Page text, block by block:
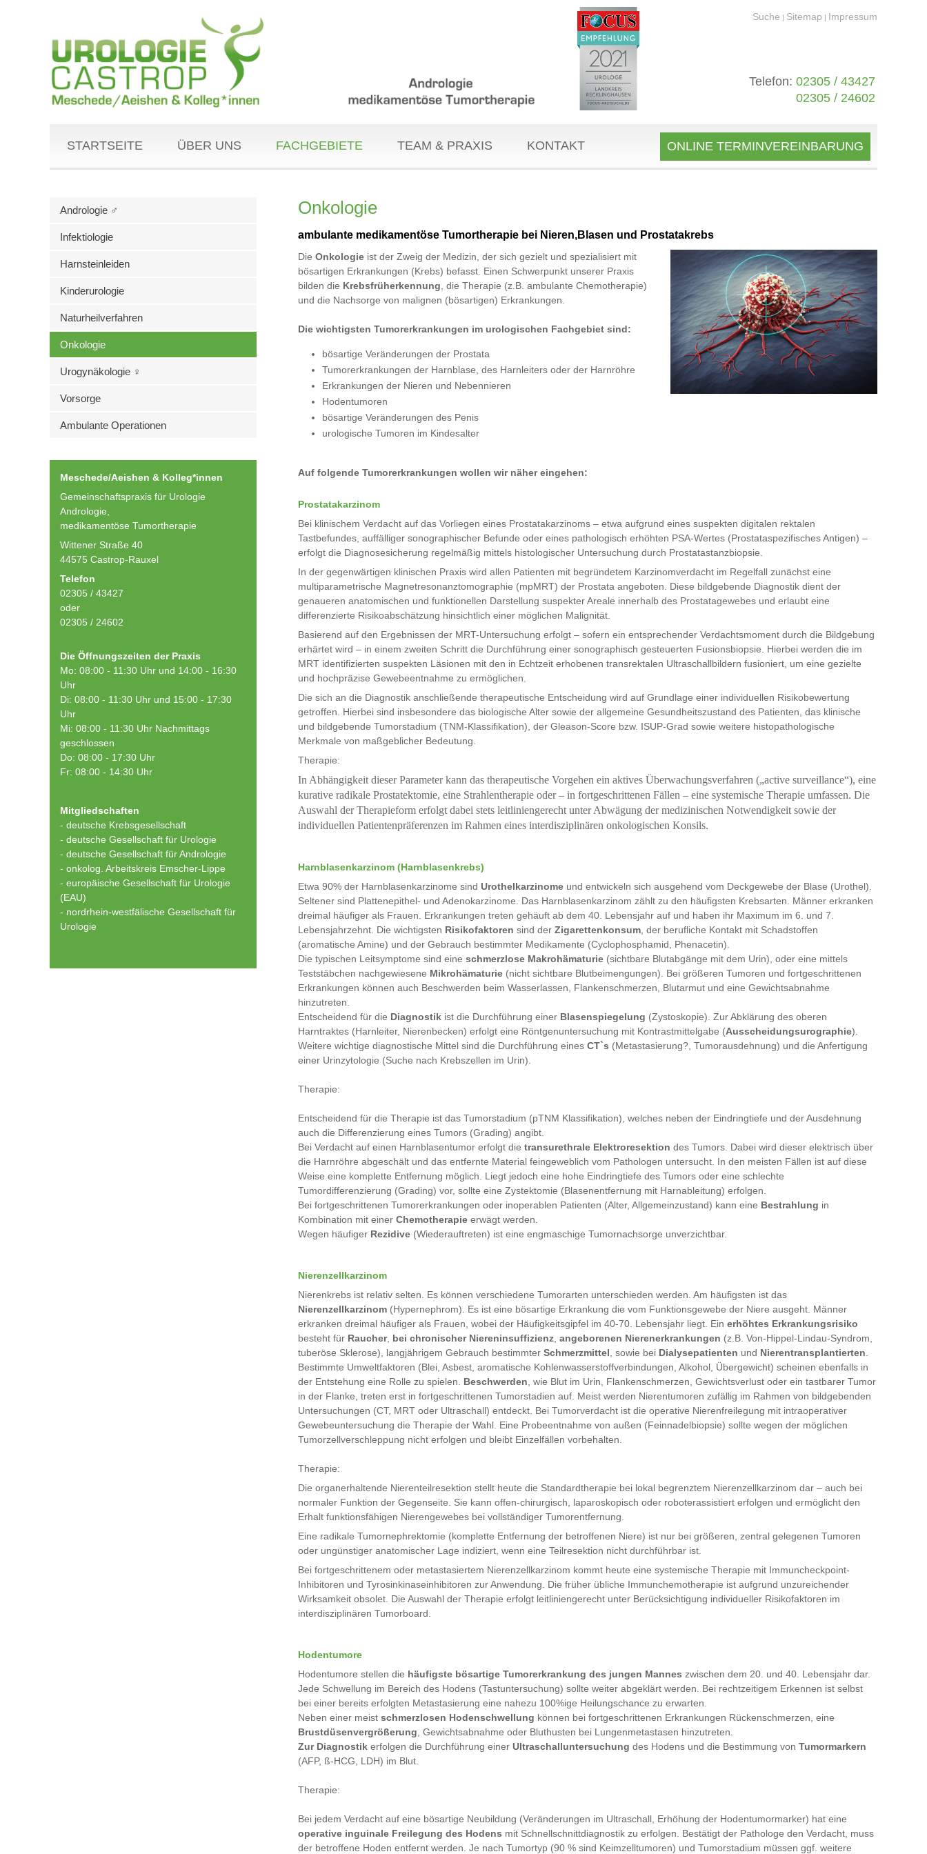
Suche | Sitemap | Impressum
Telefon: 02305 / 43427
02305 / 24602
STARTSEITE ÜBER UNS FACHGEBIETE TEAM & PRAXIS KONTAKT ONLINE TERMINVEREINBARUNG
Andrologie ♂
Infektiologie
Harnsteinleiden
Kinderurologie
Naturheilverfahren
Onkologie
Urogynäkologie ♀
Vorsorge
Ambulante Operationen
Meschede/Aeishen & Kolleg*innen
Gemeinschaftspraxis für Urologie
Andrologie,
medikamentöse Tumortherapie
Wittener Straße 40
44575 Castrop-Rauxel
Telefon
02305 / 43427
oder
02305 / 24602
Die Öffnungszeiten der Praxis
Mo: 08:00 - 11:30 Uhr und 14:00 - 16:30
Uhr
Di: 08:00 - 11:30 Uhr und 15:00 - 17:30
Uhr
Mi: 08:00 - 11:30 Uhr Nachmittags
geschlossen
Do: 08:00 - 17:30 Uhr
Fr: 08:00 - 14:30 Uhr
Mitgliedschaften
- deutsche Krebsgesellschaft
- deutsche Gesellschaft für Urologie
- deutsche Gesellschaft für Andrologie
- onkolog. Arbeitskreis Emscher-Lippe
- europäische Gesellschaft für Urologie
(EAU)
- nordrhein-westfälische Gesellschaft für
Urologie
Onkologie
ambulante medikamentöse Tumortherapie bei Nieren,Blasen und Prostatakrebs
Die Onkologie ist der Zweig der Medizin, der sich gezielt und spezialisiert mit
bösartigen Erkrankungen (Krebs) befasst. Einen Schwerpunkt unserer Praxis
bilden die Krebsfrüherkennung , die Therapie (z.B. ambulante Chemotherapie)
und die Nachsorge von malignen (bösartigen) Erkrankungen.
Die wichtigsten Tumorerkrankungen im urologischen Fachgebiet sind:
bösartige Veränderungen der Prostata
Tumorerkrankungen der Harnblase, des Harnleiters oder der Harnröhre
Erkrankungen der Nieren und Nebennieren
Hodentumoren
bösartige Veränderungen des Penis
urologische Tumoren im Kindesalter
Auf folgende Tumorerkrankungen wollen wir näher eingehen:
Prostatakarzinom
Bei klinischem Verdacht auf das Vorliegen eines Prostatakarzinoms – etwa aufgrund eines suspekten digitalen rektalen
Tastbefundes, auffälliger sonographischer Befunde oder eines pathologisch erhöhten PSA-Wertes (Prostataspezifisches Antigen) –
erfolgt die Diagnosesicherung regelmäßig mittels histologischer Untersuchung durch Prostatastanzbiopsie.
In der gegenwärtigen klinischen Praxis wird allen Patienten mit begründetem Karzinomverdacht im Regelfall zunächst eine
multiparametrische Magnetresonanztomographie (mpMRT) der Prostata angeboten. Diese bildgebende Diagnostik dient der
genaueren anatomischen und funktionellen Darstellung suspekter Areale innerhalb des Prostatagewebes und erlaubt eine
differenzierte Risikoabschätzung hinsichtlich einer möglichen Malignität.
Basierend auf den Ergebnissen der MRT-Untersuchung erfolgt – sofern ein entsprechender Verdachtsmoment durch die Bildgebung
erhärtet wird – in einem zweiten Schritt die Durchführung einer sonographisch gesteuerten Fusionsbiopsie. Hierbei werden die im
MRT identifizierten suspekten Läsionen mit den in Echtzeit erhobenen transrektalen Ultraschallbildern fusioniert, um eine gezielte
und hochpräzise Gewebeentnahme zu ermöglichen.
Die sich an die Diagnostik anschließende therapeutische Entscheidung wird auf Grundlage einer individuellen Risikobewertung
getroffen. Hierbei sind insbesondere das biologische Alter sowie der allgemeine Gesundheitszustand des Patienten, das klinische
und bildgebende Tumorstadium (TNM-Klassifikation), der Gleason-Score bzw. ISUP-Grad sowie weitere histopathologische
Merkmale von maßgeblicher Bedeutung.
Therapie:
In Abhängigkeit dieser Parameter kann das therapeutische Vorgehen ein aktives Überwachungsverfahren („active surveillance“), eine
kurative radikale Prostatektomie, eine Strahlentherapie oder – in fortgeschrittenen Fällen – eine systemische Therapie umfassen. Die
Auswahl der Therapieform erfolgt dabei stets leitliniengerecht unter Abwägung der medizinischen Notwendigkeit sowie der
individuellen Patientenpräferenzen im Rahmen eines interdisziplinären onkologischen Konsils.
Harnblasenkarzinom (Harnblasenkrebs)
Etwa 90% der Harnblasenkarzinome sind Urothelkarzinome und entwickeln sich ausgehend vom Deckgewebe der Blase (Urothel).
Seltener sind Plattenepithel- und Adenokarzinome. Das Harnblasenkarzinom zählt zu den häufigsten Krebsarten. Männer erkranken
dreimal häufiger als Frauen. Erkrankungen treten gehäuft ab dem 40. Lebensjahr auf und haben ihr Maximum im 6. und 7.
Lebensjahrzehnt. Die wichtigsten Risikofaktoren sind der Zigarettenkonsum , der berufliche Kontakt mit Schadstoffen
(aromatische Amine) und der Gebrauch bestimmter Medikamente (Cyclophosphamid, Phenacetin).
Die typischen Leitsymptome sind eine schmerzlose Makrohämaturie (sichtbare Blutabgänge mit dem Urin), oder eine mittels
Teststäbchen nachgewiesene Mikrohämaturie (nicht sichtbare Blutbeimengungen). Bei größeren Tumoren und fortgeschrittenen
Erkrankungen können auch Beschwerden beim Wasserlassen, Flankenschmerzen, Blutarmut und eine Gewichtsabnahme
hinzutreten.
Entscheidend für die Diagnostik ist die Durchführung einer Blasenspiegelung (Zystoskopie). Zur Abklärung des oberen
Harntraktes (Harnleiter, Nierenbecken) erfolgt eine Röntgenuntersuchung mit Kontrastmittelgabe (Ausscheidungsurographie).
Weitere wichtige diagnostische Mittel sind die Durchführung eines CT`s (Metastasierung?, Tumorausdehnung) und die Anfertigung
einer Urinzytologie (Suche nach Krebszellen im Urin).
Therapie:
Entscheidend für die Therapie ist das Tumorstadium (pTNM Klassifikation), welches neben der Eindringtiefe und der Ausdehnung
auch die Differenzierung eines Tumors (Grading) angibt.
Bei Verdacht auf einen Harnblasentumor erfolgt die transurethrale Elektroresektion des Tumors. Dabei wird dieser elektrisch über
die Harnröhre abgeschält und das entfernte Material feingeweblich vom Pathologen untersucht. In den meisten Fällen ist auf diese
Weise eine komplette Entfernung möglich. Liegt jedoch eine hohe Eindringtiefe des Tumors oder eine schlechte
Tumordifferenzierung (Grading) vor, sollte eine Zystektomie (Blasenentfernung mit Harnableitung) erfolgen.
Bei fortgeschrittenen Tumorerkrankungen oder inoperablen Patienten (Alter, Allgemeinzustand) kann eine Bestrahlung in
Kombination mit einer Chemotherapie erwägt werden.
Wegen häufiger Rezidive (Wiederauftreten) ist eine engmaschige Tumornachsorge unverzichtbar.
Nierenzellkarzinom
Nierenkrebs ist relativ selten. Es können verschiedene Tumorarten unterschieden werden. Am häufigsten ist das
Nierenzellkarzinom (Hypernephrom). Es ist eine bösartige Erkrankung die vom Funktionsgewebe der Niere ausgeht. Männer
erkranken dreimal häufiger als Frauen, wobei der Häufigkeitsgipfel im 40-70. Lebensjahr liegt. Ein erhöhtes Erkrankungsrisiko
besteht für Raucher, bei chronischer Niereninsuffizienz angeborenen Nierenerkrankungen (z.B. Von-Hippel-Lindau-Syndrom,
tuberöse Sklerose), langjährigem Gebrauch bestimmter Schmerzmittel , sowie bei Dialysepatienten und Nierentransplantierten
Bestimmte Umweltfaktoren (Blei, Asbest, aromatische Kohlenwasserstoffverbindungen, Alkohol, Übergewicht) scheinen ebenfalls in
der Entstehung eine Rolle zu spielen. Beschwerden , wie Blut im Urin, Flankenschmerzen, Gewichtsverlust oder ein tastbarer Tumor
in der Flanke, treten erst in fortgeschrittenen Tumorstadien auf. Meist werden Nierentumoren zufällig im Rahmen von bildgebenden
Untersuchungen (CT, MRT oder Ultraschall) entdeckt. Bei Tumorverdacht ist die operative Nierenfreilegung mit intraoperativer
Gewebeuntersuchung die Therapie der Wahl. Eine Probeentnahme von außen (Feinnadelbiopsie) sollte wegen der möglichen
Tumorzellverschleppung nicht erfolgen und bleibt Einzelfällen vorbehalten.
Therapie:
Die organerhaltende Nierenteilresektion stellt heute die Standardtherapie bei lokal begrenztem Nierenzellkarzinom dar – auch bei
normaler Funktion der Gegenseite. Sie kann offen-chirurgisch, laparoskopisch oder roboterassistiert erfolgen und ermöglicht den
Erhalt funktionsfähigen Nierengewebes bei vollständiger Tumorentfernung.
Eine radikale Tumornephrektomie (komplette Entfernung der betroffenen Niere) ist nur bei größeren, zentral gelegenen Tumoren
oder ungünstiger anatomischer Lage indiziert, wenn eine Teilresektion nicht durchführbar ist.
Bei fortgeschrittenem oder metastasiertem Nierenzellkarzinom kommt heute eine systemische Therapie mit Immuncheckpoint-
Inhibitoren und Tyrosinkinaseinhibitoren zur Anwendung. Die früher übliche Immunchemotherapie ist aufgrund unzureichender
Wirksamkeit obsolet. Die Auswahl der Therapie erfolgt leitliniengerecht unter Berücksichtigung individueller Risikofaktoren im
interdisziplinären Tumorboard.
Hodentumore
Hodentumore stellen die häufigste bösartige Tumorerkrankung des jungen Mannes zwischen dem 20. und 40. Lebensjahr dar.
Jede Schwellung im Bereich des Hodens (Tastuntersuchung) sollte weiter abgeklärt werden. Bei rechtzeitigem Erkennen ist selbst
bei einer bereits erfolgten Metastasierung eine nahezu 100%ige Heilungschance zu erwarten.
Neben einer meist schmerzlosen Hodenschwellung können bei fortgeschrittenen Erkrankungen Rückenschmerzen, eine
Brustdüsenvergrößerung , Gewichtsabnahme oder Bluthusten bei Lungenmetastasen hinzutreten.
Zur Diagnostik erfolgen die Durchführung einer Ultraschalluntersuchung des Hodens und die Bestimmung von Tumormarkern
(AFP, ß-HCG, LDH) im Blut.
Therapie:
Bei jedem Verdacht auf eine bösartige Neubildung (Veränderungen im Ultraschall, Erhöhung der Hodentumormarker) hat eine
operative inguinale Freilegung des Hodens mit Schnellschnittdiagnostik zu erfolgen. Bestätigt der Pathologe den Verdacht, muss
der betroffene Hoden entfernt werden. Je nach Tumortyp (90 % sind Keimzelltumoren) und Tumorstadium müssen ggf. weitere